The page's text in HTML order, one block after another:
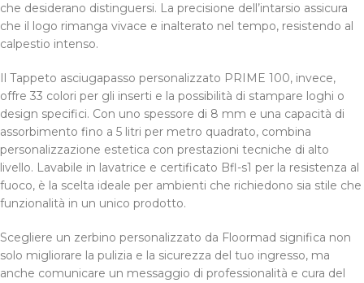
che desiderano distinguersi. La precisione dell’intarsio assicura
che il logo rimanga vivace e inalterato nel tempo, resistendo al
calpestio intenso.
Il Tappeto asciugapasso personalizzato PRIME 100, invece,
offre 33 colori per gli inserti e la possibilità di stampare loghi o
design specifici. Con uno spessore di 8 mm e una capacità di
assorbimento fino a 5 litri per metro quadrato, combina
personalizzazione estetica con prestazioni tecniche di alto
livello. Lavabile in lavatrice e certificato Bfl-s1 per la resistenza al
fuoco, è la scelta ideale per ambienti che richiedono sia stile che
funzionalità in un unico prodotto.
Scegliere un zerbino personalizzato da Floormad significa non
solo migliorare la pulizia e la sicurezza del tuo ingresso, ma
anche comunicare un messaggio di professionalità e cura del